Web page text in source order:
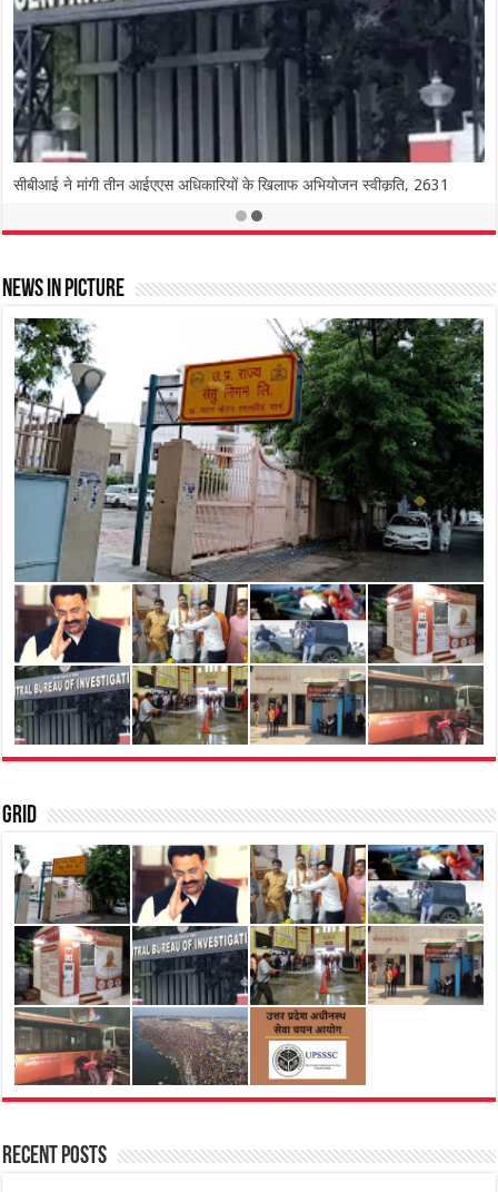
सपा के प्रदेश सचिव बनें विनय श्रीवास्तव
February 15, 2022
News In Picture
Grid
Recent Posts